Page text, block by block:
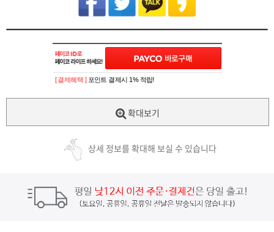
[ 결제혜택 ] 포인트 결제시 1% 적립!
확대보기
상세 정보를 확대해 보실 수 있습니다